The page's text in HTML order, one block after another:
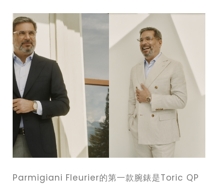
Parmigiani Fleurier的第一款腕錶是Toric QP